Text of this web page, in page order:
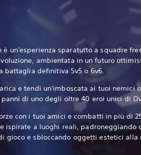
è un'esperienza sparatutto a squadre
ambientata in un futuro
battaglia definitiva 5v5 o 6v6.
e tendi un'imboscata ai tuoi nemici
di uno degli oltre 40 eroi unici di
con i tuoi amici e combatti in più di
ispirate a luoghi reali, padroneggiando
gioco e sbloccando oggetti estetici alla